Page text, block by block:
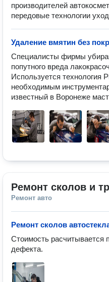
производителей
передовые технологии
Удаление вмятин без
Специалисты фирмы
попутного вреда
Используется технология
необходимым
известный в Воронеже
Ремонт сколов и
Ремонт авто
Ремонт сколов
Стоимость расчитывается
дефекта.